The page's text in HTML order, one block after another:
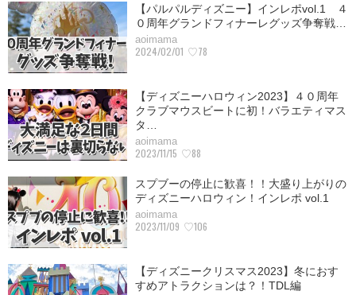
【パルパルディズニー】インレポvol.1 ４
０周年グランドフィナーレグッズ争奪戦…
aoimama
2024/02/01 ♡78
【ディズニーハロウィン2023】４０周年
クラブマウスビートに初！バラエティマス
タ…
aoimama
2023/11/15 ♡88
スプブーの停止に歓喜！！大盛り上がりの
ディズニーハロウィン！インレポ vol.1
aoimama
2023/11/09 ♡106
【ディズニークリスマス2023】冬におす
すめアトラクションは？！TDL編